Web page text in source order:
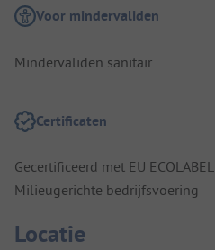
Voor mindervaliden
Mindervaliden sanitair
Certificaten
Gecertificeerd met EU ECOLABEL
Milieugerichte bedrijfsvoering
Locatie